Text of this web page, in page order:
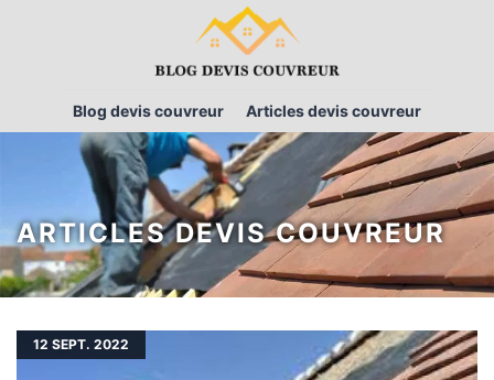
Blog devis couvreur Articles devis couvreur
ARTICLES DEVIS COUVREUR
12 SEPT. 2022